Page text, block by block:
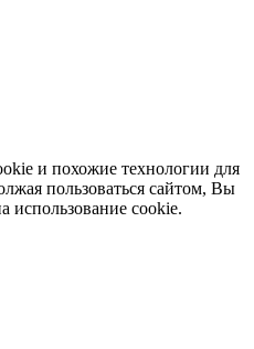
и похожие технологии для
пользоваться сайтом, Вы
использование cookie.